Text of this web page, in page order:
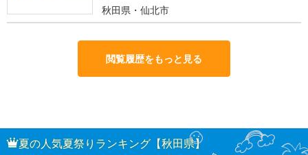
秋田県・仙北市
閲覧履歴をもっと見る
夏の人気夏祭りランキング【秋田県】